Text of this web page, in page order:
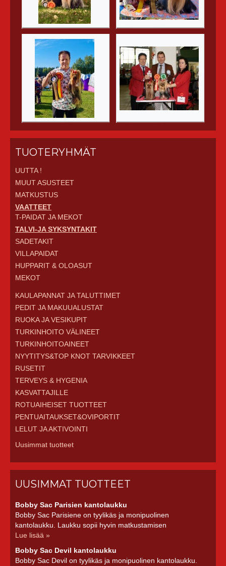
TUOTERYHMÄT
UUTTA !
MUUT ASUSTEET
MATKUSTUS
VAATTEET
T-PAIDAT JA MEKOT
TALVI-JA SYKSYNTAKIT
SADETAKIT
VILLAPAIDAT
HUPPARIT & OLOASUT
MEKOT
KAULAPANNAT JA TALUTTIMET
PEDIT JA MAKUUALUSTAT
RUOKA JA VESIKUPIT
TURKINHOITO VÄLINEET
TURKINHOITOAINEET
NYYTITYS&TOP KNOT TARVIKKEET
RUSETIT
TERVEYS & HYGENIA
KASVATTAJILLE
ROTUAIHEISET TUOTTEET
PENTUAITAUKSET&OVIPORTIT
LELUT JA AKTIVOINTI
Uusimmat tuotteet
UUSIMMAT TUOTTEET
Bobby Sac Parisien kantolaukku
Bobby Sac Parisiene on tyylikäs ja monipuolinen
kantolaukku. Laukku sopii hyvin matkustamisen
Lue lisää »
Bobby Sac Devil kantolaukku
Bobby Sac Devil on tyylikäs ja monipuolinen kantolaukku.